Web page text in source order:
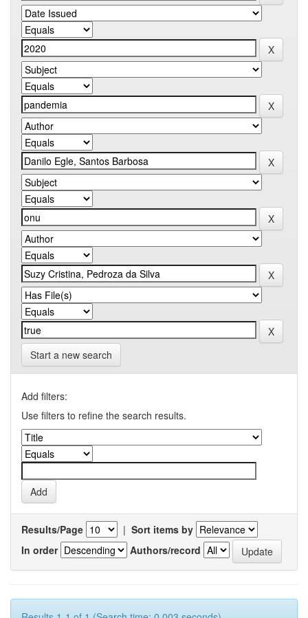
Start a new search
Add filters:
Use filters to refine the search results.
Results/Page | Sort items by
In order
Authors/record